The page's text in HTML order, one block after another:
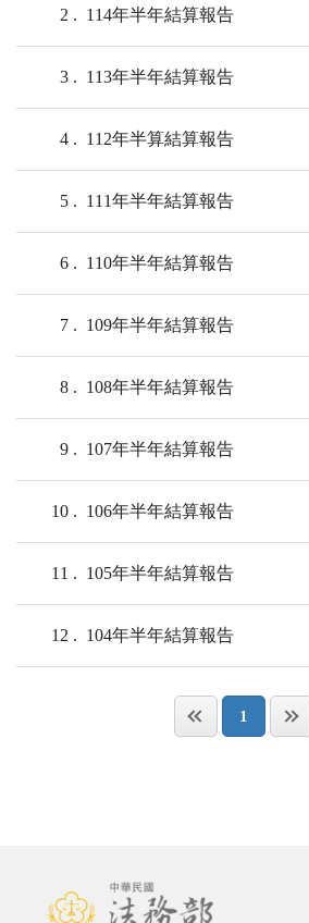
2 114年半年結算報告
3 113年半年結算報告
4 112年半算結算報告
5 111年半年結算報告
6 110年半年結算報告
7 109年半年結算報告
8 108年半年結算報告
9 107年半年結算報告
10 106年半年結算報告
11 105年半年結算報告
12 104年半年結算報告
1